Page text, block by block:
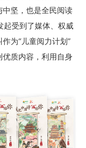
坚，也是全民阅读
起受到了媒体、权威
为“儿童阅力计划”
质内容，利用自身